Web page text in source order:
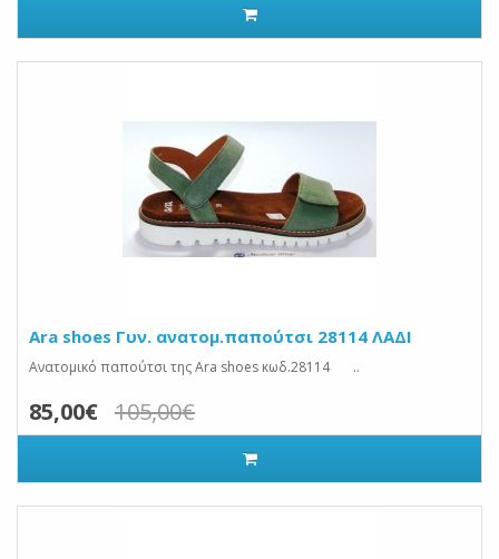
Ara shoes Γυν. ανατομ.παπούτσι 28114 ΛΑΔΙ
Ανατομικό παπούτσι της Ara shoes κωδ.28114 ..
85,00€ 105,00€